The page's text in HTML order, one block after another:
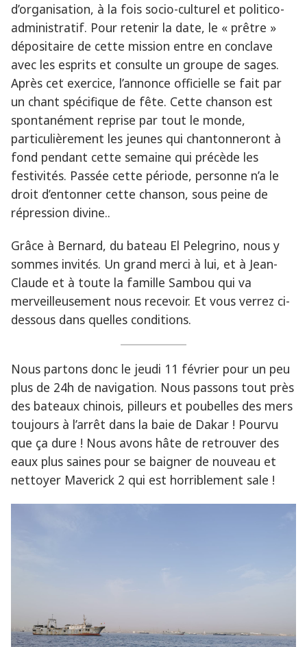
d’organisation, à la fois socio-culturel et politico-
administratif. Pour retenir la date, le « prêtre »
dépositaire de cette mission entre en conclave
avec les esprits et consulte un groupe de sages.
Après cet exercice, l’annonce officielle se fait par
un chant spécifique de fête. Cette chanson est
spontanément reprise par tout le monde,
particulièrement les jeunes qui chantonneront à
fond pendant cette semaine qui précède les
festivités. Passée cette période, personne n’a le
droit d’entonner cette chanson, sous peine de
répression divine..
Grâce à Bernard, du bateau El Pelegrino, nous y
sommes invités. Un grand merci à lui, et à Jean-
Claude et à toute la famille Sambou qui va
merveilleusement nous recevoir. Et vous verrez ci-
dessous dans quelles conditions.
Nous partons donc le jeudi 11 février pour un peu
plus de 24h de navigation. Nous passons tout près
des bateaux chinois, pilleurs et poubelles des mers
toujours à l’arrêt dans la baie de Dakar ! Pourvu
que ça dure ! Nous avons hâte de retrouver des
eaux plus saines pour se baigner de nouveau et
nettoyer Maverick 2 qui est horriblement sale !